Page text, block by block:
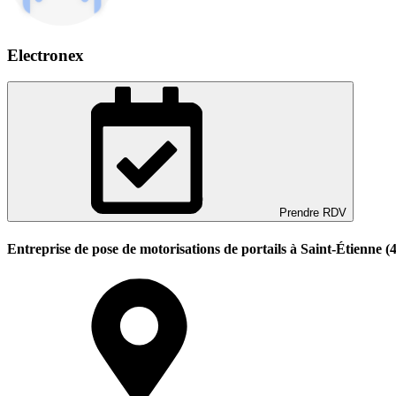
Electronex
Prendre RDV
Entreprise de pose de motorisations de portails à Saint-Étienne